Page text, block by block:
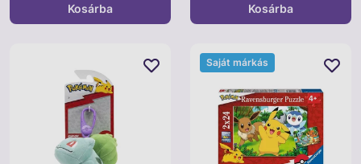
Kosárba Kosárba
Saját márkás